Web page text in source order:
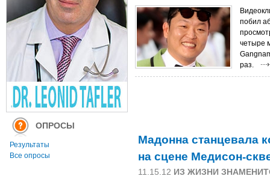
ОПРОСЫ
Результаты
Все опросы
побил
четыре
раз.
Мадонна станцевала
на сцене Медисон-
11.15.12 ИЗ ЖИЗНИ